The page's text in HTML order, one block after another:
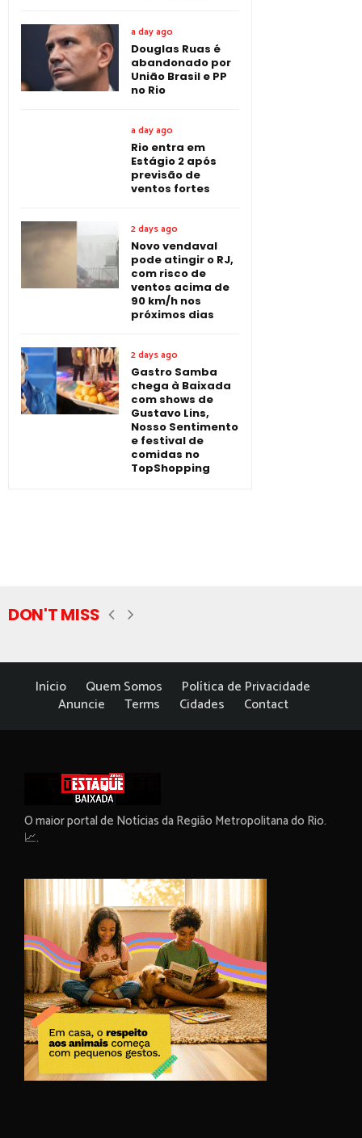
a day ago
Douglas Ruas é
abandonado por
União Brasil e PP
no Rio
a day ago
Rio entra em
Estágio 2 após
previsão de
ventos fortes
2 days ago
Novo vendaval
pode atingir o RJ,
com risco de
ventos acima de
90 km/h nos
próximos dias
2 days ago
Gastro Samba
chega à Baixada
com shows de
Gustavo Lins,
Nosso Sentimento
e festival de
comidas no
TopShopping
DON'T MISS
Início Quem Somos
Política de Privacidade
Anuncie
Terms Cidades Contact
O maior portal de Notícias da Região Metropolitana do Rio.
📈.